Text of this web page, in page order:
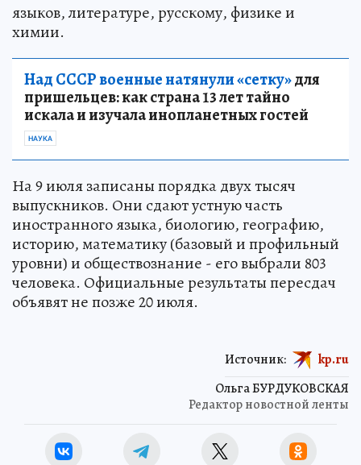
языков, литературе, русскому, физике и
химии.
Над СССР военные натянули «сетку»для
пришельцев: как страна 13 лет тайно
искала и изучала инопланетных гостей
НАУКА
На 9 июля записаны порядка двух тысяч
выпускников. Они сдают устную часть
иностранного языка, биологию, географию,
историю, математику (базовый и профильный
уровни) и обществознание - его выбрали 803
человека. Официальные результаты пересдач
объявят не позже 20 июля.
Ольга БУРДУКОВСКАЯ
Редактор новостной ленты
Источник: kp.ru